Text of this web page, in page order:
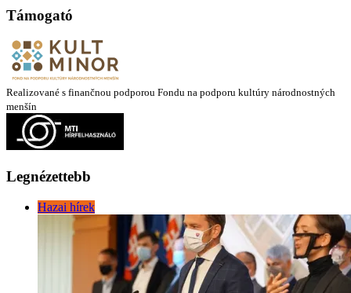
Támogató
Realizované s finančnou podporou Fondu na podporu kultúry národnostných
menšín
Legnézettebb
Hazai hírek